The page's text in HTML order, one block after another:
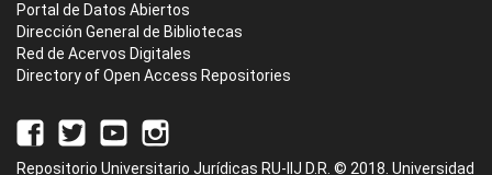
Portal de Datos Abiertos
Dirección General de Bibliotecas
Red de Acervos Digitales
Directory of Open Access Repositories
Repositorio Universitario Jurídicas RU-IIJ D.R. © 2018. Universidad